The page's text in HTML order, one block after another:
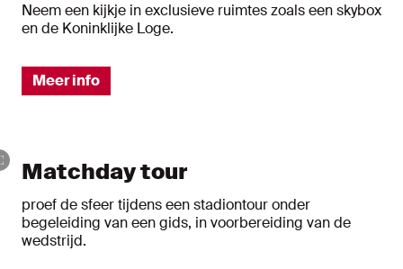
Neem een kijkje in exclusieve ruimtes zoals een skybox
en de Koninklijke Loge.
Meer info
Matchday tour
proef de sfeer tijdens een stadiontour onder
begeleiding van een gids, in voorbereiding van de
wedstrijd.